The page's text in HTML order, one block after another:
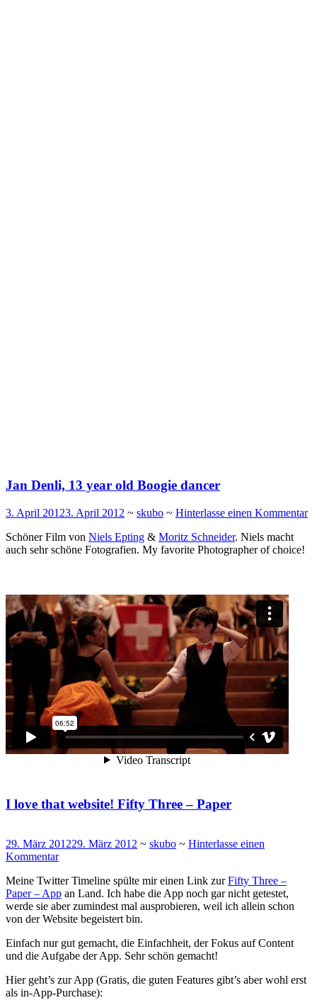
Jan Denli, 13 year old Boogie dancer
3. April 20123. April 2012 ~ skubo ~ Hinterlasse einen Kommentar
Schöner Film von Niels Epting & Moritz Schneider. Niels macht
auch sehr schöne Fotografien. My favorite Photographer of choice!
I love that website! Fifty Three – Paper
29. März 201229. März 2012 ~ skubo ~ Hinterlasse einen
Kommentar
Meine Twitter Timeline spülte mir einen Link zurFifty Three –
Paper – App an Land. Ich habe die App noch gar nicht getestet,
werde sie aber zumindest mal ausprobieren, weil ich allein schon
von der Website begeistert bin.
Einfach nur gut gemacht, die Einfachheit, der Fokus auf Content
und die Aufgabe der App. Sehr schön gemacht!
Hier geht’s zur App (Gratis, die guten Features gibt’s aber wohl erst
als in-App-Purchase):